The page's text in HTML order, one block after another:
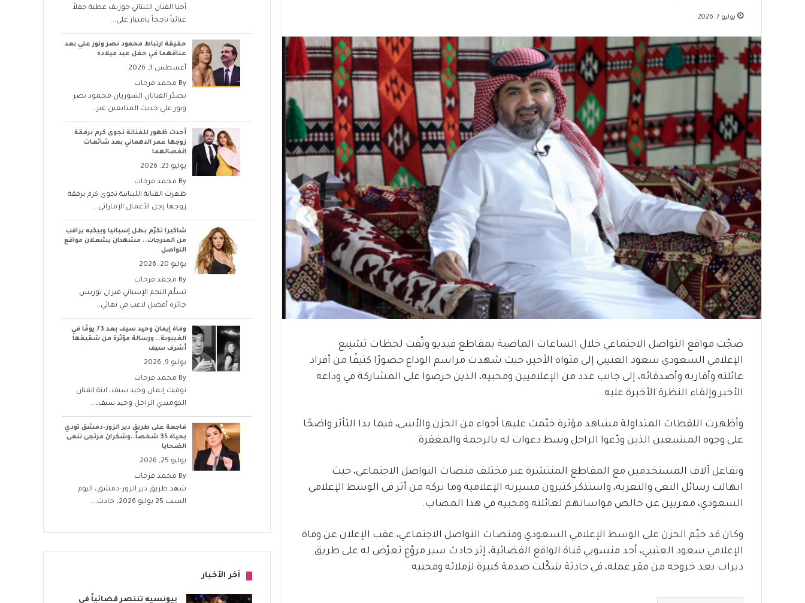
يوليو 7, 2026
ضجّت مواقع التواصل الاجتماعي خلال الساعات الماضية بمقاطع فيديو وثّقت لحظات تشييع
الإعلامي السعودي سعود العتيبي إلى مثواه الأخير، حيث شهدت مراسم الوداع حضورًا كثيفًا من أفراد
عائلته وأقاربه وأصدقائه، إلى جانب عدد من الإعلاميين ومحبيه، الذين حرصوا على المشاركة في وداعه
الأخير وإلقاء النظرة الأخيرة عليه.
وأظهرت اللقطات المتداولة مشاهد مؤثرة خيّمت عليها أجواء من الحزن والأسى، فيما بدا التأثر واضحًا
على وجوه المشيعين الذين ودّعوا الراحل وسط دعوات له بالرحمة والمغفرة.
وتفاعل آلاف المستخدمين مع المقاطع المنتشرة عبر مختلف منصات التواصل الاجتماعي، حيث
انهالت رسائل النعي والتعزية، واستذكر كثيرون مسيرته الإعلامية وما تركه من أثر في الوسط الإعلامي
السعودي، معربين عن خالص مواساتهم لعائلته ومحبيه في هذا المصاب.
وكان قد خيّم الحزن على الوسط الإعلامي السعودي ومنصات التواصل الاجتماعي، عقب الإعلان عن وفاة
الإعلامي سعود العتيبي، أحد منسوبي قناة الواقع الفضائية، إثر حادث سير مروّع تعرّض له على طريق
ديراب بعد خروجه من مقر عمله، في حادثة شكّلت صدمة كبيرة لزملائه ومحبيه.
أحيا الفنان اللبناني جوزيف عطية حفلاً
غنائياً ناجحاً بامتياز على...
حقيقة ارتباط محمود نصر ونور علي بعد
عناقهما في حفل عيد ميلاده
أغسطس 3, 2026
By محمد فرحات
تصدّر الفنانان السوريان محمود نصر
ونور علي حديث المتابعين عبر...
أحدث ظهور للفنانة نجوى كرم برفقة
زوجها عمر الدهماني بعد شائعات
انفصالهما
يوليو 23, 2026
By محمد فرحات
ظهرت الفنانة اللبنانية نجوى كرم برفقة
زوجها رجل الأعمال الإماراتي...
شاكيرا تكرّم بطل إسبانيا وبيكيه يراقب
من المدرجات.. مشهدان يشعلان مواقع
التواصل
يوليو 20, 2026
By محمد فرحات
تسلّم النجم الإسباني فيران توريس
جائزة أفضل لاعب في نهائي...
وفاة إيمان وحيد سيف بعد 73 يومًا في
الغيبوبة.. ورسالة مؤثرة من شقيقها
أشرف سيف
يوليو 9, 2026
By محمد فرحات
توفيت إيمان وحيد سيف، ابنة الفنان
الكوميدي الراحل وحيد سيف،...
فاجعة على طريق دير الزور–دمشق تودي
بحياة 35 شخصاً..وشكران مرتجى تنعى
الضحايا
يوليو 25, 2026
By محمد فرحات
شهد طريق دير الزور–دمشق، اليوم
السبت 25 يوليو 2026، حادث...
آخر الأخبار
بيونسيه تنتصر قضائياً في